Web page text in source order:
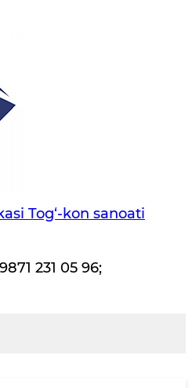
Tog‘-kon sanoati
231 05 96;